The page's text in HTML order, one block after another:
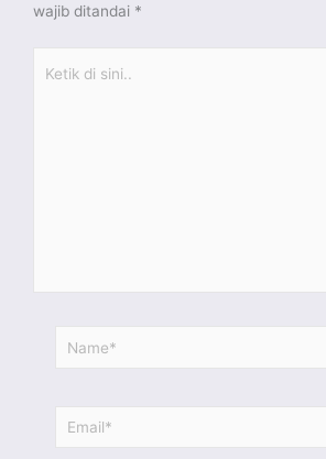
wajib ditandai *
Name*
Email*